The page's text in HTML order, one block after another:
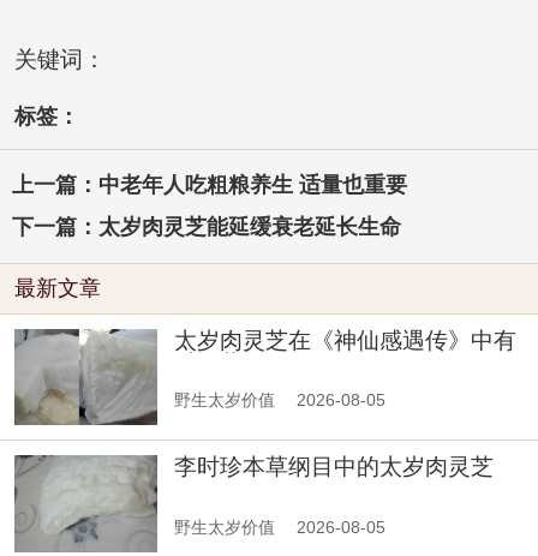
关键词：
标签：
上一篇：中老年人吃粗粮养生 适量也重要
下一篇：太岁肉灵芝能延缓衰老延长生命
最新文章
太岁肉灵芝在《神仙感遇传》中有
野生太岁价值 2026-08-05
李时珍本草纲目中的太岁肉灵芝
野生太岁价值 2026-08-05